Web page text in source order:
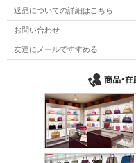
返品についての詳細はこちら
お問い合わせ
友達にメールですすめる